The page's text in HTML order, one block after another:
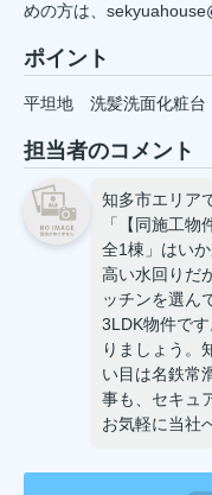
めの方は、
ポイント
平坦地 洗髪洗面化粧台
担当者のコメント
知多市エリア
「【同施工
全1棟」はい
高い水回りだ
ッチンを選ん
3LDK物件で
りましょう。
い目は名鉄常
事も、セキュ
お気軽に当社